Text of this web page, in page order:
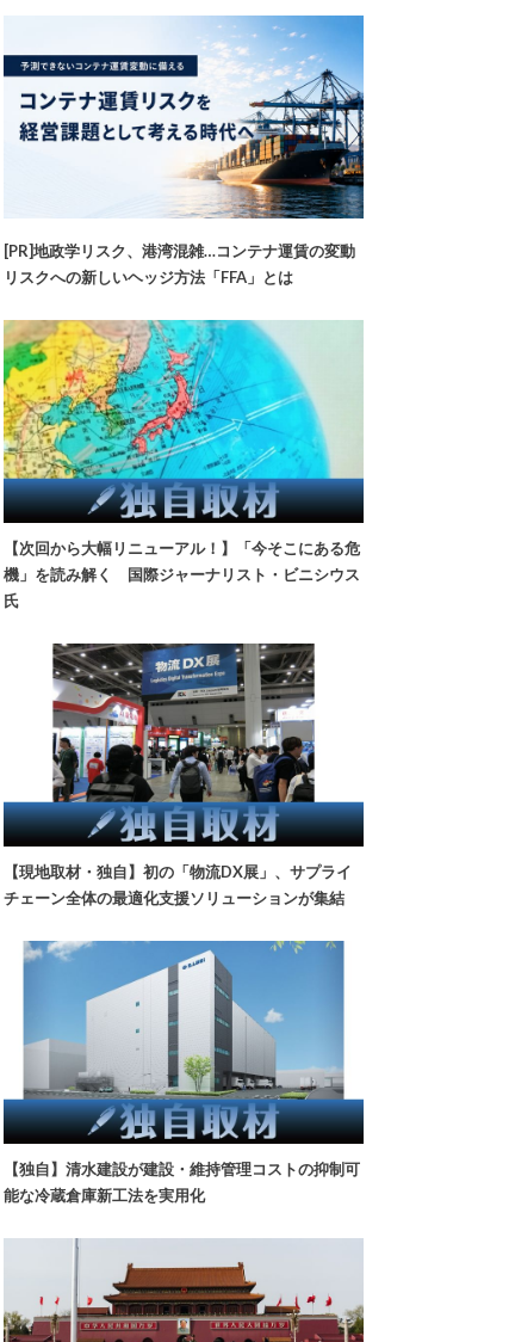
[PR]地政学リスク、港湾混雑…コンテナ運賃の変動
リスクへの新しいヘッジ方法「FFA」とは
【次回から大幅リニューアル！】「今そこにある危
機」を読み解く 国際ジャーナリスト・ビニシウス
氏
【現地取材・独自】初の「物流DX展」、サプライ
チェーン全体の最適化支援ソリューションが集結
【独自】清水建設が建設・維持管理コストの抑制可
能な冷蔵倉庫新工法を実用化